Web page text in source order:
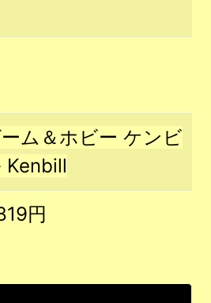
ム＆ホビー ケンビ
Kenbill
円